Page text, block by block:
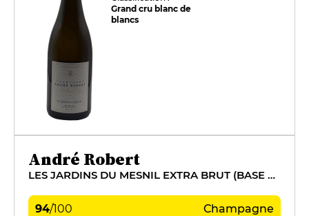
Grand cru blanc de
blancs
André Robert
LES JARDINS DU MESNIL EXTRA BRUT (BASE 2016)
94/100 Champagne